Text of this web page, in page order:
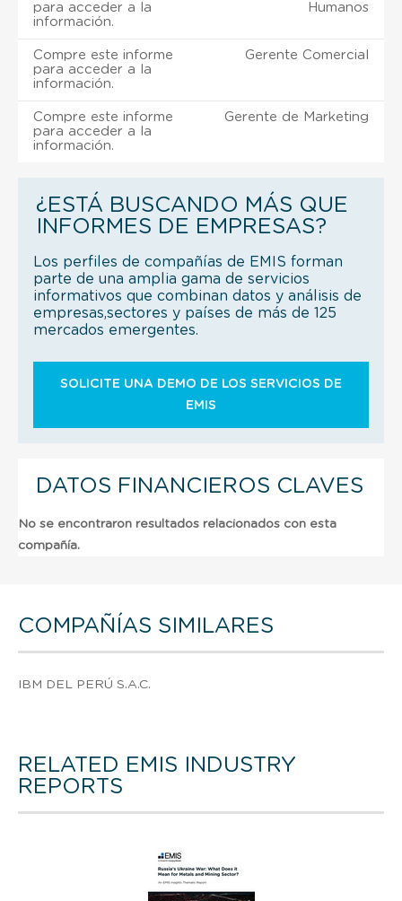
para acceder a la
información.
Humanos
Compre este informe
para acceder a la
información.
Gerente Comercial
Compre este informe
para acceder a la
información.
Gerente de Marketing
¿ESTÁ BUSCANDO MÁS QUE
INFORMES DE EMPRESAS?
Los perfiles de compañías de EMIS forman
parte de una amplia gama de servicios
informativos que combinan datos y análisis de
empresas,sectores y países de más de 125
mercados emergentes.
SOLICITE UNA DEMO DE LOS SERVICIOS DE
EMIS
DATOS FINANCIEROS CLAVES
No se encontraron resultados relacionados con esta
compañía.
COMPAÑÍAS SIMILARES
IBM DEL PERÚ S.A.C.
RELATED EMIS INDUSTRY
REPORTS